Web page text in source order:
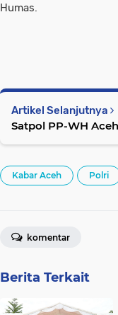
Humas.
Artikel Selanjutnya
Satpol PP-WH
Kabar Aceh Polri
komentar
Berita Terkait